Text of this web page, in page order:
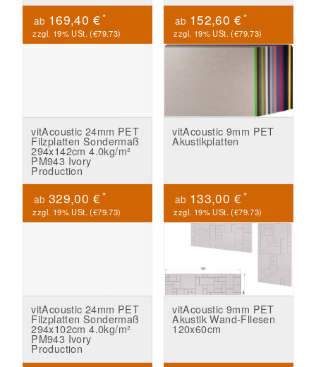
ab 169,40 €*
zzgl. 19% USt. (€79.73)
ab 152,60 €*
zzgl. 19% USt. (€79.73)
vitAcoustic 24mm PET
Filzplatten Sondermaß
294x142cm 4.0kg/m²
PM943 Ivory
Production
ab 329,00 €*
zzgl. 19% USt. (€79.73)
vitAcoustic 9mm PET
Akustikplatten
ab 133,00 €*
zzgl. 19% USt. (€79.73)
vitAcoustic 24mm PET
Filzplatten Sondermaß
294x102cm 4.0kg/m²
PM943 Ivory
Production
vitAcoustic 9mm PET
Akustik Wand-Fliesen
120x60cm